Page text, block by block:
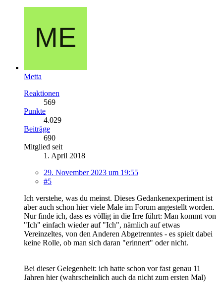
Metta
Reaktionen
569
Punkte
4.029
Beiträge
690
Mitglied seit
1. April 2018
29. November 2023 um 19:55
#5
Ich verstehe, was du meinst. Dieses Gedankenexperiment ist
aber auch schon hier viele Male im Forum angestellt worden.
Nur finde ich, dass es völlig in die Irre führt: Man kommt von
"Ich" einfach wieder auf "Ich", nämlich auf etwas
Vereinzeltes, von den Anderen Abgetrenntes - es spielt dabei
keine Rolle, ob man sich daran "erinnert" oder nicht.
Bei dieser Gelegenheit: ich hatte schon vor fast genau 11
Jahren hier (wahrscheinlich auch da nicht zum ersten Mal)